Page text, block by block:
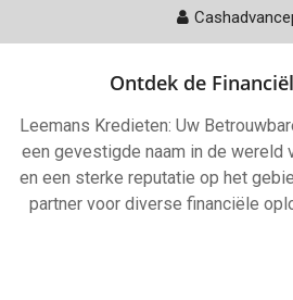
Ontdek de
Leemans Kredieten: Uw
een gevestigde naam in de wereld
en een sterke reputatie op het
partner voor diverse financiële